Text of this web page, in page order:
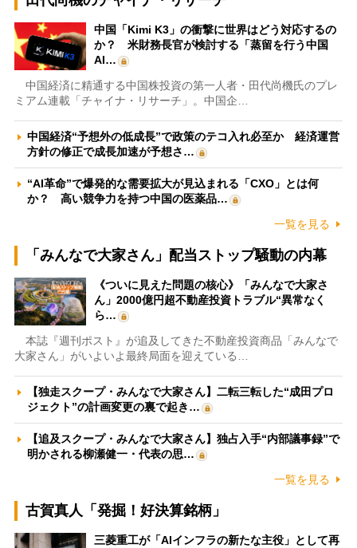
中国「Kimi K3」の衝撃に世界はどう対応するの
か？ 米財務長官が検討する「蒸留を行う中国
AI…
中国経済に精通する中国株投資の第一人者・田代尚機氏のプレ
ミアム連載「チャイナ・リサーチ」。中国企…
中国経済“予想外の低成長”で政策のテコ入れ必至か 経済運営
方針の修正で成長加速が予想さ…
“AI革命”で爆発的な需要拡大が見込まれる「CXO」とは何
か？ 高い競争力を持つ中国の医薬品…
一覧を見る
「みんなで大家さん」配当ストップ騒動の内幕
《ついに見えた問題の核心》「みんなで大家さ
ん」2000億円超不動産投資トラブル“異常なく
ら…
本誌『週刊ポスト』が追及してきた不動産投資商品「みんなで
大家さん」がいよいよ最終局面を迎えている…
【独走スクープ・みんなで大家さん】二転三転した“成田プロ
ジェクト”の計画変更の裏で起き…
【追及スクープ・みんなで大家さん】独占入手“内部議事録”で
明かされる柳瀬健一・代表の思…
一覧を見る
古賀真人「発掘！好決算銘柄」
三菱重工が「AIインフラの新たな主役」として再